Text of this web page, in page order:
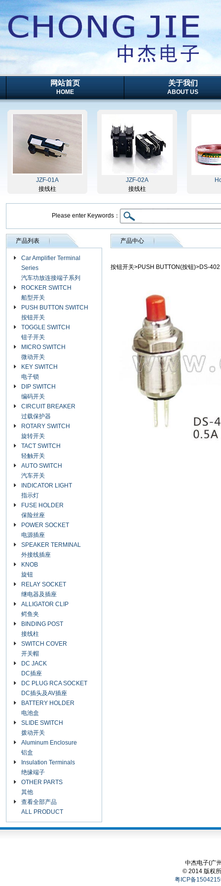
网站首页
HOME
关于我们
ABOUT US
JZF-01A
接线柱
JZF-02A
接线柱
Please enter Keywords：
产品列表
Car Amplifier Terminal
Series
汽车功放连接端子系列
ROCKER SWITCH
船型开关
PUSH BUTTON SWITCH
按钮开关
TOGGLE SWITCH
钮子开关
MICRO SWITCH
微动开关
KEY SWITCH
电子锁
DIP SWITCH
编码开关
CIRCUIT BREAKER
过载保护器
ROTARY SWITCH
旋转开关
TACT SWITCH
轻触开关
AUTO SWITCH
汽车开关
INDICATOR LIGHT
指示灯
FUSE HOLDER
保险丝座
POWER SOCKET
电源插座
SPEAKER TERMINAL
外接线插座
KNOB
旋钮
RELAY SOCKET
继电器及插座
ALLIGATOR CLIP
鳄鱼夹
BINDING POST
接线柱
SWITCH COVER
开关帽
DC JACK
DC插座
DC PLUG RCA SOCKET
DC插头及AV插座
BATTERY HOLDER
电池盒
SLIDE SWITCH
拨动开关
Aluminum Enclosure
铝盒
Insulation Terminals
绝缘端子
OTHER PARTS
其他
查看全部产品
ALL PRODUCT
产品中心
按钮开关>PUSH BUTTON(按钮)>DS-402
中杰电子(广
© 2014 版权
粤ICP备